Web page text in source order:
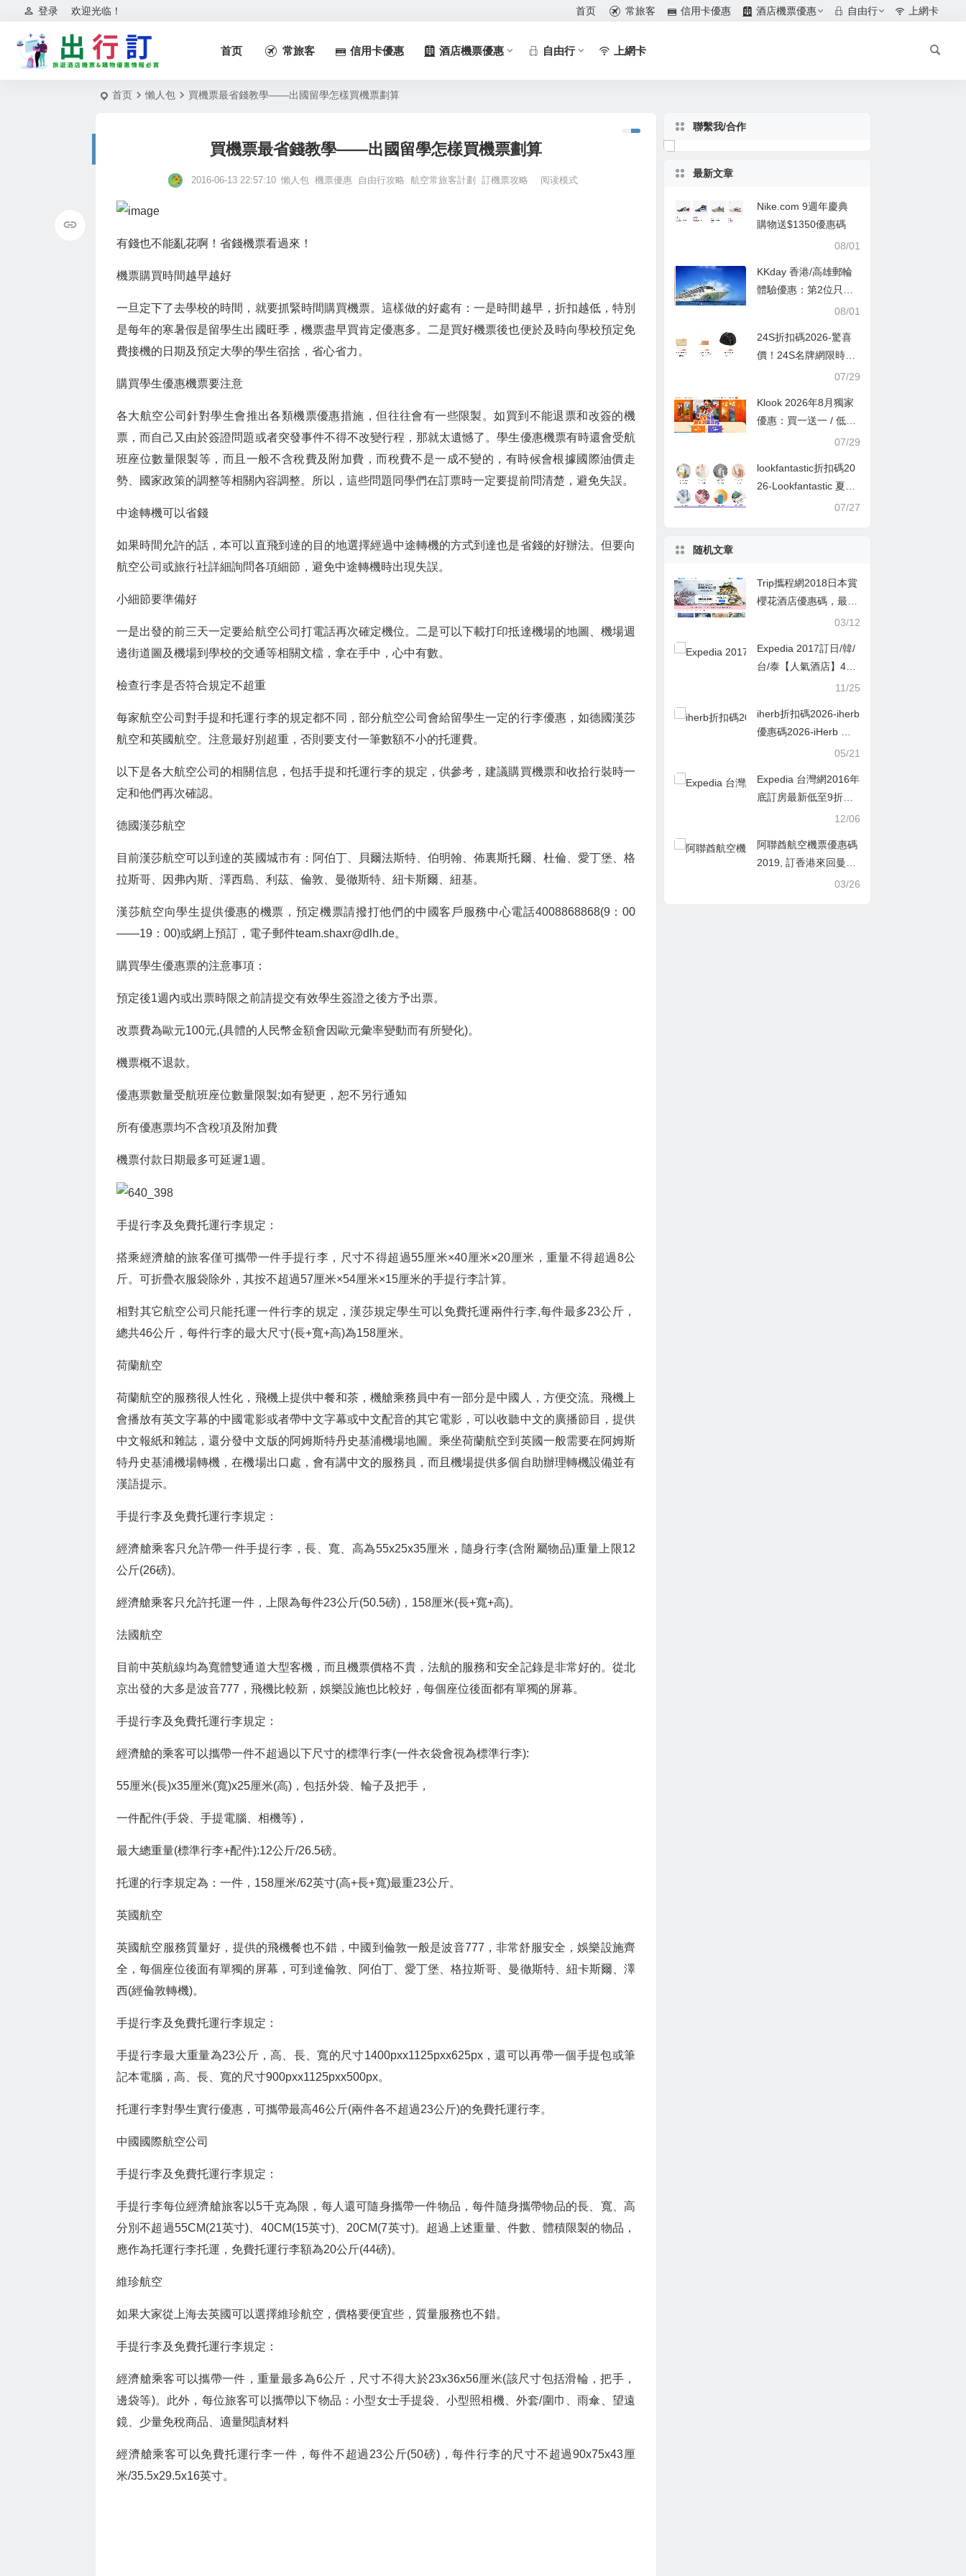
欢迎光临！
登录 首页 常旅客 信用卡優惠 酒店機票優惠 自由行 上網卡
首页 常旅客 信用卡優惠 酒店機票優惠 自由行 上網卡
首页 懶人包 買機票最省錢教學——出國留學怎樣買機票劃算
買機票最省錢教學——出國留學怎樣買機票劃算
2016-06-13 22:57:10 懶人包 機票優惠 自由行攻略 航空常旅客計劃 訂機票攻略 阅读模式
有錢也不能亂花啊！省錢機票看過來！
機票購買時間越早越好
一旦定下了去學校的時間，就要抓緊時間購買機票。這樣做的好處有：一是時間越早，折扣越低，特別
是每年的寒暑假是留學生出國旺季，機票盡早買肯定優惠多。二是買好機票後也便於及時向學校預定免
費接機的日期及預定大學的學生宿捨，省心省力。
購買學生優惠機票要注意
各大航空公司針對學生會推出各類機票優惠措施，但往往會有一些限製。如買到不能退票和改簽的機
票，而自己又由於簽證問題或者突發事件不得不改變行程，那就太遺憾了。學生優惠機票有時還會受航
班座位數量限製等，而且一般不含稅費及附加費，而稅費不是一成不變的，有時候會根據國際油價走
勢、國家政策的調整等相關內容調整。所以，這些問題同學們在訂票時一定要提前問清楚，避免失誤。
中途轉機可以省錢
如果時間允許的話，本可以直飛到達的目的地選擇經過中途轉機的方式到達也是省錢的好辦法。但要向
航空公司或旅行社詳細詢問各項細節，避免中途轉機時出現失誤。
小細節要準備好
一是出發的前三天一定要給航空公司打電話再次確定機位。二是可以下載打印抵達機場的地圖、機場週
邊街道圖及機場到學校的交通等相關文檔，拿在手中，心中有數。
檢查行李是否符合規定不超重
每家航空公司對手提和托運行李的規定都不同，部分航空公司會給留學生一定的行李優惠，如德國漢莎
航空和英國航空。注意最好別超重，否則要支付一筆數額不小的托運費。
以下是各大航空公司的相關信息，包括手提和托運行李的規定，供參考，建議購買機票和收拾行裝時一
定和他們再次確認。
德國漢莎航空
目前漢莎航空可以到達的英國城市有：阿伯丁、貝爾法斯特、伯明翰、佈裏斯托爾、杜倫、愛丁堡、格
拉斯哥、因弗內斯、澤西島、利茲、倫敦、曼徹斯特、紐卡斯爾、紐基。
漢莎航空向學生提供優惠的機票，預定機票請撥打他們的中國客戶服務中心電話4008868868(9：00
——19：00)或網上預訂，電子郵件team.shaxr@dlh.de。
購買學生優惠票的注意事項：
預定後1週內或出票時限之前請提交有效學生簽證之後方予出票。
改票費為歐元100元,(具體的人民幣金額會因歐元彙率變動而有所變化)。
機票概不退款。
優惠票數量受航班座位數量限製;如有變更，恕不另行通知
所有優惠票均不含稅項及附加費
機票付款日期最多可延遲1週。
手提行李及免費托運行李規定：
搭乘經濟艙的旅客僅可攜帶一件手提行李，尺寸不得超過55厘米×40厘米×20厘米，重量不得超過8公
斤。可折疊衣服袋除外，其按不超過57厘米×54厘米×15厘米的手提行李計算。
相對其它航空公司只能托運一件行李的規定，漢莎規定學生可以免費托運兩件行李,每件最多23公斤，
總共46公斤，每件行李的最大尺寸(長+寬+高)為158厘米。
荷蘭航空
荷蘭航空的服務很人性化，飛機上提供中餐和茶，機艙乘務員中有一部分是中國人，方便交流。飛機上
會播放有英文字幕的中國電影或者帶中文字幕或中文配音的其它電影，可以收聽中文的廣播節目，提供
中文報紙和雜誌，還分發中文版的阿姆斯特丹史基浦機場地圖。乘坐荷蘭航空到英國一般需要在阿姆斯
特丹史基浦機場轉機，在機場出口處，會有講中文的服務員，而且機場提供多個自助辦理轉機設備並有
漢語提示。
手提行李及免費托運行李規定：
經濟艙乘客只允許帶一件手提行李，長、寬、高為55x25x35厘米，隨身行李(含附屬物品)重量上限12
公斤(26磅)。
經濟艙乘客只允許托運一件，上限為每件23公斤(50.5磅)，158厘米(長+寬+高)。
法國航空
目前中英航線均為寬體雙通道大型客機，而且機票價格不貴，法航的服務和安全記錄是非常好的。從北
京出發的大多是波音777，飛機比較新，娛樂設施也比較好，每個座位後面都有單獨的屏幕。
手提行李及免費托運行李規定：
經濟艙的乘客可以攜帶一件不超過以下尺寸的標準行李(一件衣袋會視為標準行李):
55厘米(長)x35厘米(寬)x25厘米(高)，包括外袋、輪子及把手，
一件配件(手袋、手提電腦、相機等)，
最大總重量(標準行李+配件):12公斤/26.5磅。
托運的行李規定為：一件，158厘米/62英寸(高+長+寬)最重23公斤。
英國航空
英國航空服務質量好，提供的飛機餐也不錯，中國到倫敦一般是波音777，非常舒服安全，娛樂設施齊
全，每個座位後面有單獨的屏幕，可到達倫敦、阿伯丁、愛丁堡、格拉斯哥、曼徹斯特、紐卡斯爾、澤
西(經倫敦轉機)。
手提行李及免費托運行李規定：
手提行李最大重量為23公斤，高、長、寬的尺寸1400pxx1125pxx625px，還可以再帶一個手提包或筆
記本電腦，高、長、寬的尺寸900pxx1125pxx500px。
托運行李對學生實行優惠，可攜帶最高46公斤(兩件各不超過23公斤)的免費托運行李。
中國國際航空公司
手提行李及免費托運行李規定：
手提行李每位經濟艙旅客以5千克為限，每人還可隨身攜帶一件物品，每件隨身攜帶物品的長、寬、高
分別不超過55CM(21英寸)、40CM(15英寸)、20CM(7英寸)。超過上述重量、件數、體積限製的物品，
應作為托運行李托運，免費托運行李額為20公斤(44磅)。
維珍航空
如果大家從上海去英國可以選擇維珍航空，價格要便宜些，質量服務也不錯。
手提行李及免費托運行李規定：
經濟艙乘客可以攜帶一件，重量最多為6公斤，尺寸不得大於23x36x56厘米(該尺寸包括滑輪，把手，
邊袋等)。此外，每位旅客可以攜帶以下物品：小型女士手提袋、小型照相機、外套/圍巾、雨傘、望遠
鏡、少量免稅商品、適量閱讀材料
經濟艙乘客可以免費托運行李一件，每件不超過23公斤(50磅)，每件行李的尺寸不超過90x75x43厘
米/35.5x29.5x16英寸。
聯繫我/合作
最新文章
Nike.com 9週年慶典
購物送$1350優惠碼
08/01
KKday 香港/高雄郵輪
體驗優惠：第2位只需
08/01
24S折扣碼2026-驚喜
價！24S名牌網限時9
折！Louis Vuitton 精選
72折！
07/29
Klook 2026年8月獨家
優惠：買一送一 / 低至
07/29
lookfantastic折扣碼20
26-Lookfantastic 夏日
優惠低至65折優惠碼
07/27
随机文章
Trip攜程網2018日本賞
櫻花酒店優惠碼，最高
減HK$200，手機App
03/12
Expedia 2017訂日/韓/
台/泰【人氣酒店】45
折起，DBS卡優惠碼再
11/25
iherb折扣碼2026-iherb
優惠碼2026-iHerb 洗
手液、濕巾和口罩 限時
05/21
Expedia 台灣網2016年
底訂房最新低至9折優
12/06
阿聯酋航空機票優惠碼
2019, 訂香港來回曼谷
機票$733起！航班暑假
03/26